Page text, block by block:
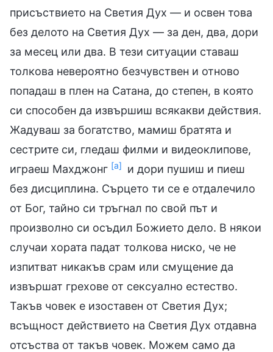
присъствието на Светия Дух — и освен това
без делото на Светия Дух — за ден, два, дори
за месец или два. В тези ситуации ставаш
толкова невероятно безчувствен и отново
попадаш в плен на Сатана, до степен, в която
си способен да извършиш всякакви действия.
Жадуваш за богатство, мамиш братята и
сестрите си, гледаш филми и видеоклипове,
играеш Махджонг [а]
и дори пушиш и пиеш
без дисциплина. Сърцето ти се е отдалечило
от Бог, тайно си тръгнал по свой път и
произволно си осъдил Божието дело. В някои
случаи хората падат толкова ниско, че не
изпитват никакъв срам или смущение да
извършат грехове от сексуално естество.
Такъв човек е изоставен от Светия Дух;
всъщност действието на Светия Дух отдавна
отсъства от такъв човек. Можем само да